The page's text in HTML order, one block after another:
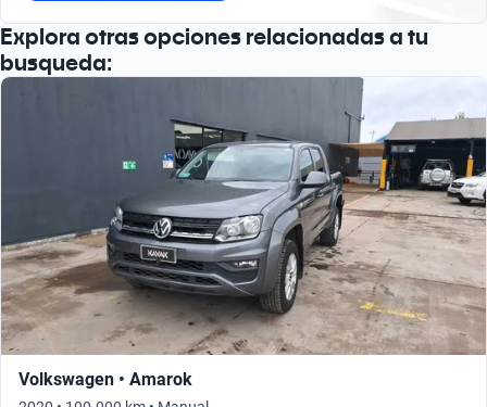
Explora otras opciones relacionadas a tu
busqueda:
Volkswagen • Amarok